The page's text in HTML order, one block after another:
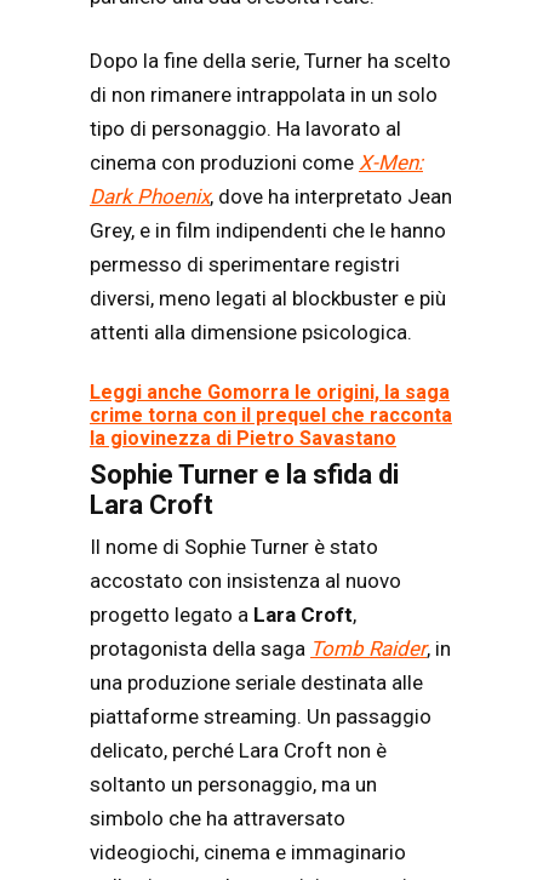
Dopo la fine della serie, Turner ha scelto
di non rimanere intrappolata in un solo
tipo di personaggio. Ha lavorato al
cinema con produzioni come X-Men:
Dark Phoenix, dove ha interpretato Jean
Grey, e in film indipendenti che le hanno
permesso di sperimentare registri
diversi, meno legati al blockbuster e più
attenti alla dimensione psicologica.
Leggi anche Gomorra le origini, la saga
crime torna con il prequel che racconta
la giovinezza di Pietro Savastano
Sophie Turner e la sfida di
Lara Croft
Il nome di Sophie Turner è stato
accostato con insistenza al nuovo
progetto legato a Lara Croft,
protagonista della saga Tomb Raider, in
una produzione seriale destinata alle
piattaforme streaming. Un passaggio
delicato, perché Lara Croft non è
soltanto un personaggio, ma un
simbolo che ha attraversato
videogiochi, cinema e immaginario